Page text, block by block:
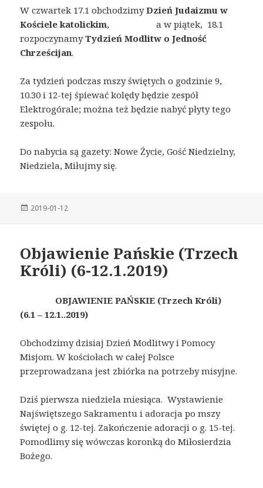
W czwartek 17.1 obchodzimyDzień Judaizmu w
Kościele katolickim, a w piątek, 18.1
rozpoczynamyTydzień Modlitw o Jedność
Chrześcijan.
Za tydzień podczas mszy świętych o godzinie 9,
10.30 i 12-tej śpiewać kolędy będzie zespół
Elektrogórale; można też będzie nabyć płyty tego
zespołu.
Do nabycia są gazety: Nowe Życie, Gość Niedzielny,
Niedziela, Miłujmy się.
Posted
2019-01-12
Objawienie Pańskie (Trzech
Króli) (6-12.1.2019)
OBJAWIENIE PAŃSKIE (Trzech Króli)
(6.1 – 12.1..2019)
Obchodzimy dzisiaj Dzień Modlitwy i Pomocy
Misjom. W kościołach w całej Polsce
przeprowadzana jest zbiórka na potrzeby misyjne.
Dziś pierwsza niedziela miesiąca. Wystawienie
Najświętszego Sakramentu i adoracja po mszy
świętej o g. 12-tej. Zakończenie adoracji o g. 15-tej.
Pomodlimy się wówczas koronką do Miłosierdzia
Bożego.